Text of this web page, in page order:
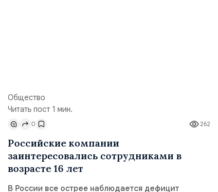
Общество
Читать пост 1 мин.
262
0
Российские компании
заинтересовались сотрудниками в
возрасте 16 лет
В России все острее наблюдается дефицит